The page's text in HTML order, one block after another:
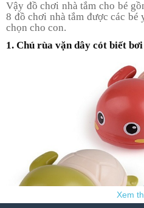
Vậy đồ chơi nhà tắm cho bé
8 đồ chơi nhà tắm được các bé
chọn cho con.
1. Chú rùa vặn dây cót biết bơi